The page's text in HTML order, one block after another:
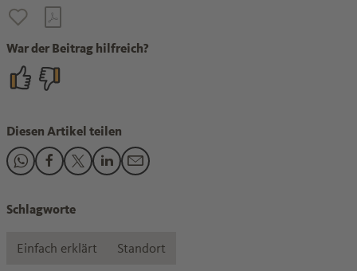
War der Beitrag hilfreich?
Diesen Artikel teilen
Den Beitrag "„Fühlen uns gut verstanden und vertreten“"
Den Beitrag "„Fühlen uns gut verstanden und
Den Beitrag "„Fühlen uns gut verstanden und
Den Beitrag "„Fühlen uns gut verstanden
Den Beitrag "„Fühlen uns gut
Schlagworte
Einfach erklärt Standort